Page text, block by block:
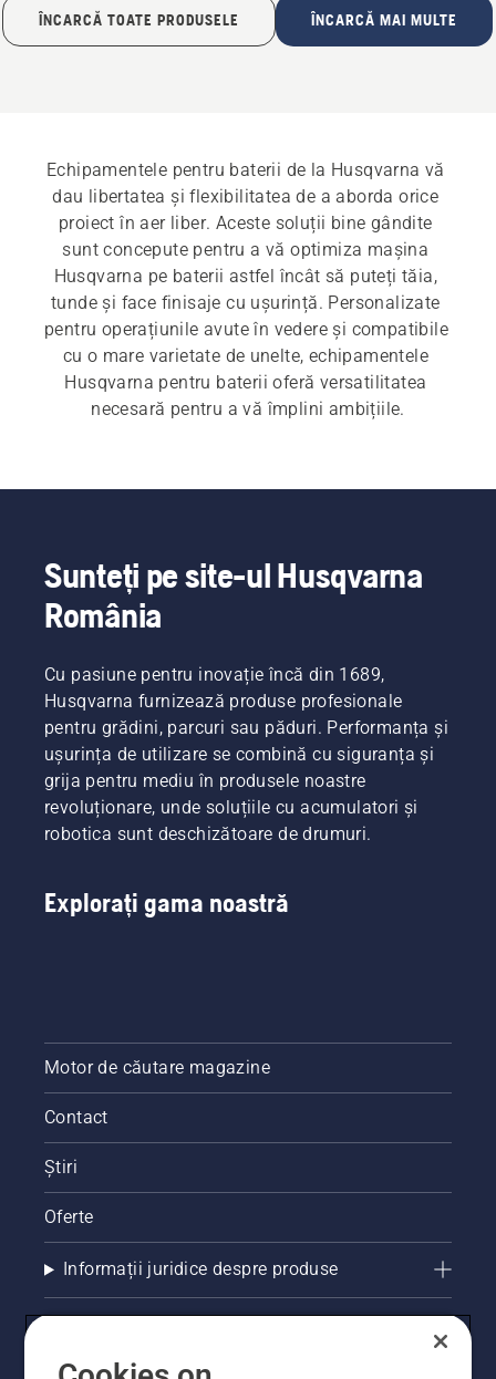
ÎNCARCĂ TOATE PRODUSELE ÎNCARCĂ MAI MULTE
Echipamentele pentru baterii de la Husqvarna vă
dau libertatea și flexibilitatea de a aborda orice
proiect în aer liber. Aceste soluții bine gândite
sunt concepute pentru a vă optimiza mașina
Husqvarna pe baterii astfel încât să puteți tăia,
tunde și face finisaje cu ușurință. Personalizate
pentru operațiunile avute în vedere și compatibile
cu o mare varietate de unelte, echipamentele
Husqvarna pentru baterii oferă versatilitatea
necesară pentru a vă împlini ambițiile.
Sunteți pe site-ul Husqvarna
România
Cu pasiune pentru inovație încă din 1689,
Husqvarna furnizează produse profesionale
pentru grădini, parcuri sau păduri. Performanța și
ușurința de utilizare se combină cu siguranța și
grija pentru mediu în produsele noastre
revoluționare, unde soluțiile cu acumulatori și
robotica sunt deschizătoare de drumuri.
Explorați gama noastră
Motor de căutare magazine
Contact
Știri
Oferte
Informații juridice despre produse